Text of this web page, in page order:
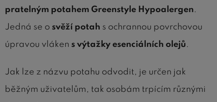
pratelným potahem Greenstyle Hypoalergen.
Jedná se o svěží potah s ochrannou povrchovou
úpravou vláken s výtažky esenciálních olejů.
Jak lze z názvu potahu odvodit, je určen jak
běžným uživatelům, tak osobám trpícím různými